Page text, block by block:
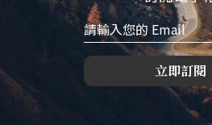
立即訂閱